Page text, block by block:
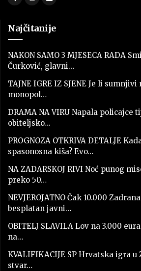
Najčitanije
NAKON SAMO 3 MJESECA RADA
Čurković, glavni…
TAJNE IGRE IZ SJENE Je li
monopol…
DRAMA NA VIRU Napala policajce
obiteljsko…
PROGNOZA OTKRIVA DETALJE
spasonosna kiša? Evo…
NA ZADARSKOJ RIVI Noć punog
preko 50…
NEVJEROJATNO Čak 10.000
besplatan javni…
OBITELJ SLAVILA Lov na 3.000
na…
KVALIFIKACIJE SP Hrvatska igra
stvar…